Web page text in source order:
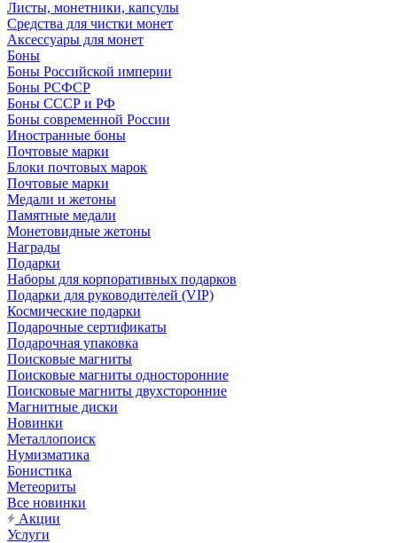
Листы, монетники, капсулы
Средства для чистки монет
Аксессуары для монет
Боны
Боны Российской империи
Боны РСФСР
Боны СССР и РФ
Боны современной России
Иностранные боны
Почтовые марки
Блоки почтовых марок
Почтовые марки
Медали и жетоны
Памятные медали
Монетовидные жетоны
Награды
Подарки
Наборы для корпоративных подарков
Подарки для руководителей (VIP)
Космические подарки
Подарочные сертификаты
Подарочная упаковка
Поисковые магниты
Поисковые магниты односторонние
Поисковые магниты двухсторонние
Магнитные диски
Новинки
Металлопоиск
Нумизматика
Бонистика
Метеориты
Все новинки
Акции
Услуги